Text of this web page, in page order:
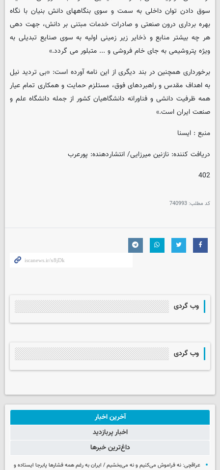
سوق دادن توان داخلی به سمت و سوی بنگاههای دانش بنیان با نگاه
بهره برداری درون صنعتی و صادرات خدمات مبتنی بر دانش، جهت دهی
هر چه بیشتر منابع و ذخایر زیر زمینی اولیه به سوی صنایع تبدیلی به
ویژه پتروشیمی به جای خام فروشی و ... متبلور می گردد.»
برخورداری همچنین در بند دیگری از این نامه آورده است: «بی تردید نیل
به اهداف مقدس و راهبردهای فوق، مستلزم حمایت و همکاری تمام عیار
همه ظرفیت دانشی و فناورانه دانشگاهیان کشور از جمله دانشگاه علم و
صنعت ایران است.»
منبع : ایسنا
دریافت کننده: نازنین میرزایی/ انتشاردهنده: پورعرب
402
کد مطلب: 740993
وب گردی
وب گردی
آخرین اخبار
اخبار پربازدید
داغ‌ترین خبرها
عراقچی: نه فراموش می‌کنیم و نه می‌بخشیم / ایران به رغم همه فشارها پابرجا ایستاده و